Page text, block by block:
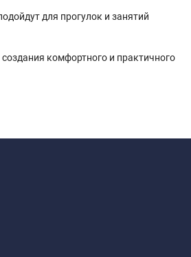
для прогулок и занятий
комфортного и практичного